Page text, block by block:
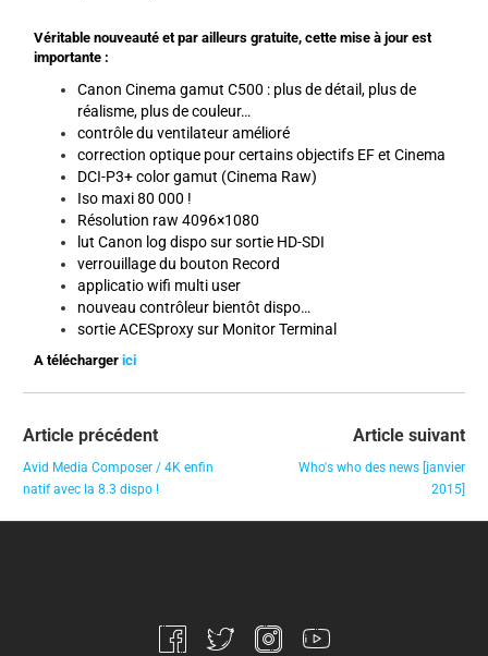
Véritable nouveauté et par ailleurs gratuite, cette mise à jour est
importante :
Canon Cinema gamut C500 : plus de détail, plus de
réalisme, plus de couleur…
contrôle du ventilateur amélioré
correction optique pour certains objectifs EF et Cinema
DCI-P3+ color gamut (Cinema Raw)
Iso maxi 80 000 !
Résolution raw 4096×1080
lut Canon log dispo sur sortie HD-SDI
verrouillage du bouton Record
applicatio wifi multi user
nouveau contrôleur bientôt dispo…
sortie ACESproxy sur Monitor Terminal
A téléchargerici
Article précédent
Avid Media Composer / 4K enfin
natif avec la 8.3 dispo !
Article suivant
Who's who des news [janvier
2015]